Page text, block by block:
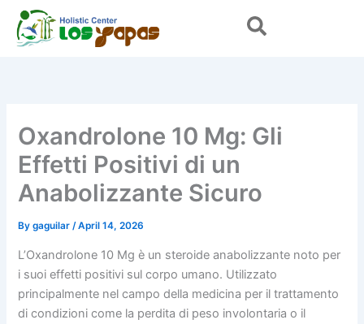
Skip
content
Oxandrolone 10 Mg: Gli
Effetti Positivi di un
Anabolizzante Sicuro
Bygaguilar/April 14, 2026
L’Oxandrolone 10 Mg è un steroide anabolizzante noto per
i suoi effetti positivi sul corpo umano. Utilizzato
principalmente nel campo della medicina per il trattamento
di condizioni come la perdita di peso involontaria o il